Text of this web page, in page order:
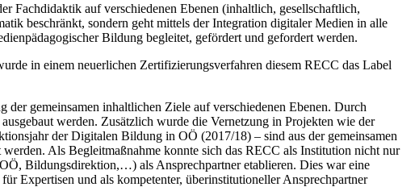
Fachdidaktik auf verschiedenen Ebenen (inhaltlich, gesellschaftlich,
beschränkt, sondern geht mittels der Integration digitaler Medien in alle
Bildung begleitet, gefördert und gefordert werden.
in einem neuerlichen Zertifizierungsverfahren diesem RECC das Label
gemeinsamen inhaltlichen Ziele auf verschiedenen Ebenen. Durch
werden. Zusätzlich wurde die Vernetzung in Projekten wie der
der Digitalen Bildung in OÖ (2017/18) – sind aus der gemeinsamen
Als Begleitmaßnahme konnte sich das RECC als Institution nicht nur
Bildungsdirektion,…) als Ansprechpartner etablieren. Dies war eine
Expertisen und als kompetenter, überinstitutioneller Ansprechpartner